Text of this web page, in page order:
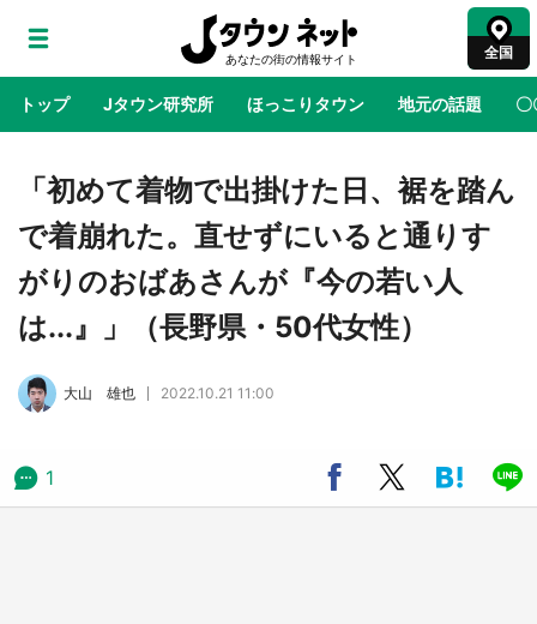
全国
トップ Jタウン研究所 ほっこりタウン 地元の話題 〇
地域×二次元 絶景 あの時はありがとう 物語がはじ
ラプラス・ダークネスが栃木県を征服！？ 県
公式プロモ動画で「聖地」が生産されてます
【7／31～1／31】
む 六本木ヒルズ展望台でコラボ、本邦初公開
日向翔陽＆影山飛雄が笹かまを食べる！ アニ
メ『ハイキュー！！』×老舗「鐘崎」コラボで
「初めて着物で出掛けた日、裾を踏ん
で着崩れた。直せずにいると通りす
がりのおばあさんが『今の若い人
は...』」（長野県・50代女性）
大山 雄也 2022.10.21 11:00
1